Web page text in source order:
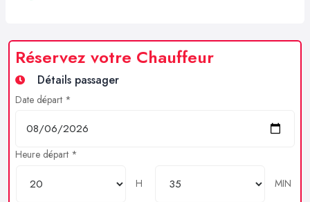
Réservez votre Chauffeur
Détails passager
Date départ *
Heure départ *
H
MIN